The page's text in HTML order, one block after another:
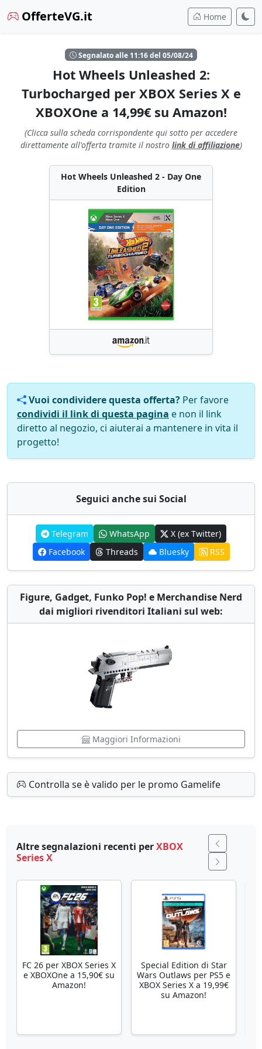
OfferteVG.it Home
Segnalato alle 11:16 del 05/08/24
Hot Wheels Unleashed 2:
Turbocharged per XBOX Series X e
XBOXOne a 14,99€ su Amazon!
(Clicca sulla scheda corrispondente qui sotto per accedere
direttamente all'offerta tramite il nostro link di affiliazione)
Hot Wheels Unleashed 2 - Day One
Edition
Vuoi condividere questa offerta? Per favore
condividi il link di questa pagina e non il link
diretto al negozio, ci aiuterai a mantenere in vita il
progetto!
Seguici anche sui Social
Telegram WhatsApp
X (ex Twitter)
Facebook
Threads Bluesky RSS
Figure, Gadget, Funko Pop! e Merchandise Nerd
dai migliori rivenditori Italiani sul web:
Maggiori Informazioni
Controlla se è valido per le promo Gamelife
Altre segnalazioni recenti perXBOX
Series X
FC 26 per XBOX Series X
e XBOXOne a 15,90€ su
Amazon!
Special Edition di Star
Wars Outlaws per PS5 e
XBOX Series X a 19,99€
su Amazon!